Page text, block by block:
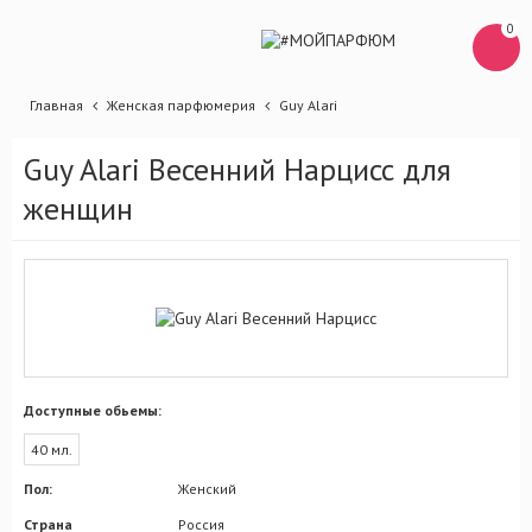
0
Главная Женская парфюмерия Guy Alari
Guy Alari Весенний Нарцисс для
женщин
Доступные обьемы:
40 мл.
Пол:
Женский
Страна
Россия